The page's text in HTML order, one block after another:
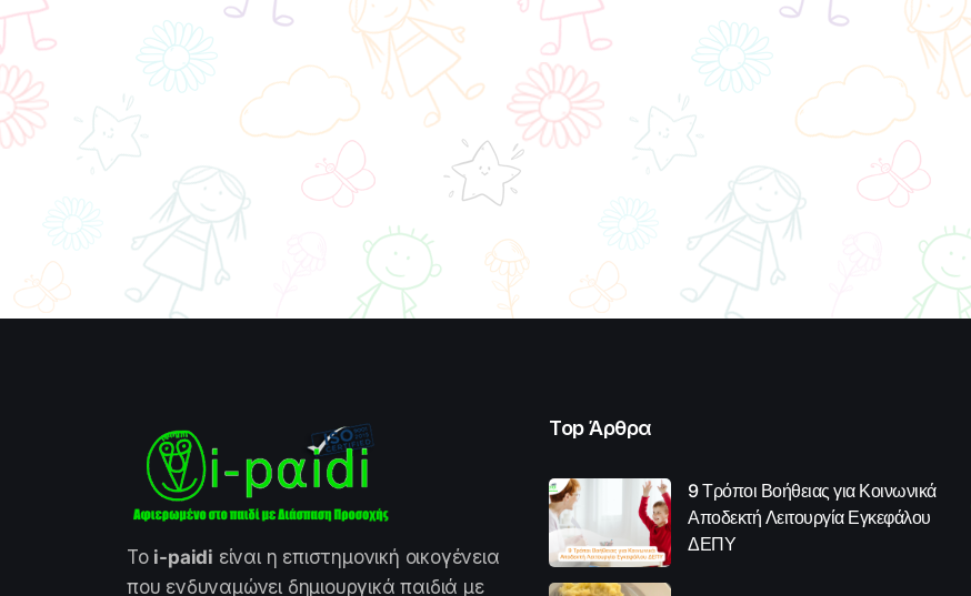
Το i-paidi είναι η επιστημονική οικογένεια
που ενδυναμώνει δημιουργικά παιδιά με
Top Άρθρα
9 Τρόποι Βοήθειας για Κοινωνικά
Αποδεκτή Λειτουργία Εγκεφάλου
ΔΕΠΥ